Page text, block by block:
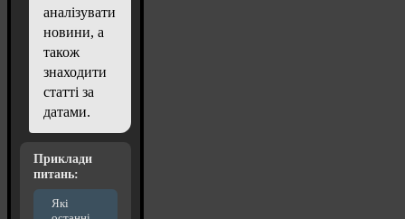
аналізувати
новини, а
також
знаходити
статті за
датами.
Приклади
питань:
Які